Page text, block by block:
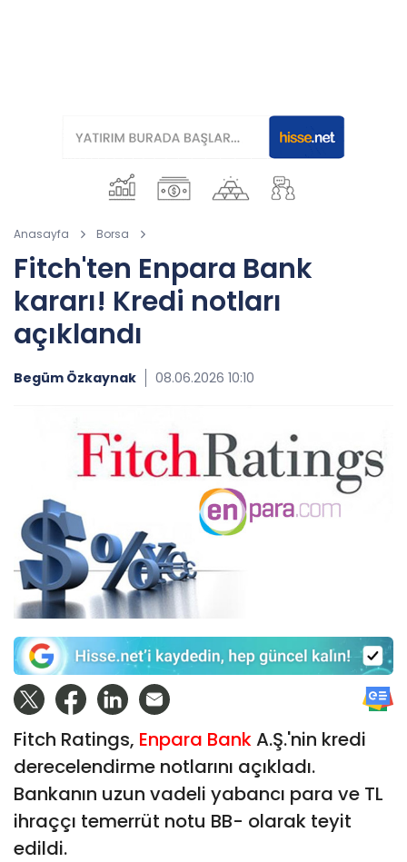
Anasayfa Borsa
Fitch'ten Enpara Bank
kararı! Kredi notları
açıklandı
Begüm Özkaynak 08.06.2026 10:10
Fitch Ratings, Enpara BankA.Ş.'nin kredi
derecelendirme notlarını açıkladı.
Bankanın uzun vadeli yabancı para ve TL
ihraççı temerrüt notu BB- olarak teyit
edildi.